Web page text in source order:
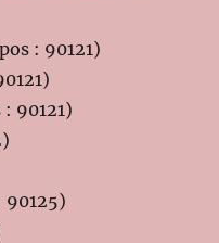
: 90121)
90121)
90125)